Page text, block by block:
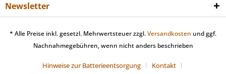
Newsletter
* Alle Preise inkl. gesetzl. Mehrwertsteuer zzgl.Versandkosten und ggf.
Nachnahmegebühren, wenn nicht anders beschrieben
Hinweise zur Batterieentsorgung Kontakt